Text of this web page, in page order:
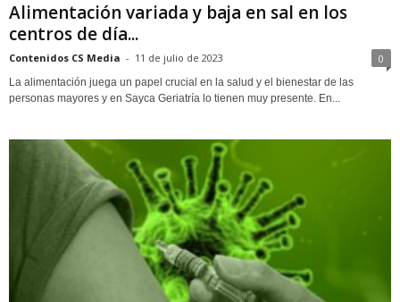
Alimentación variada y baja en sal en los
centros de día...
Contenidos CS Media - 11 de julio de 2023 0
La alimentación juega un papel crucial en la salud y el bienestar de las
personas mayores y en Sayca Geriatría lo tienen muy presente. En...